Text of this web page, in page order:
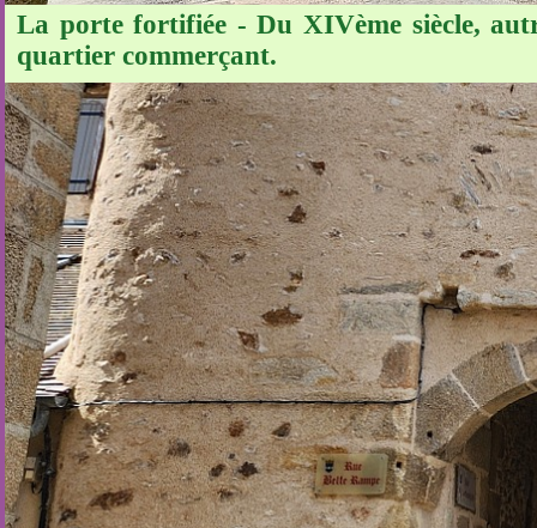
La porte fortifiée - Du XIVème siècle,
quartier commerçant.